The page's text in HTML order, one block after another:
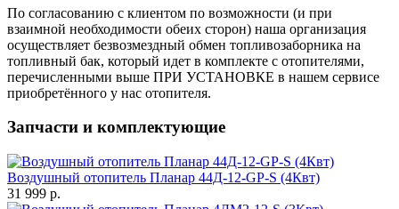
По согласованию с клиентом по возможности (и при
взаимной необходимости обеих сторон) наша организация
осуществляет безвозмездный обмен топливозаборника на
топливный бак, который идет в комплекте с отопителями,
перечисленными выше ПРИ УСТАНОВКЕ в нашем сервисе
приобретённого у нас отопителя.
Запчасти и комплектующие
Воздушный отопитель Планар 44Д-12-GP-S (4Квт)
31 999 р.